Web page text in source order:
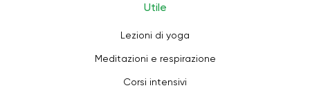
Utile
Lezioni di yoga
Meditazioni e respirazione
Corsi intensivi